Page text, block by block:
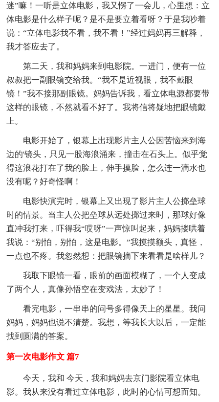
迷”嘛！一听是立体电影，我又愣了一会儿，心里想：立
体电影是什么样子呢？是不是要立着看呀？于是我吵着
说：“立体电影我不看，我不看！”经过妈妈再三解释，
我才答应去了。
第二天，我和妈妈来到电影院。一进门，便有一位
叔叔把一副眼镜交给我。“我不是近视眼，我不戴眼
镜！”我不接那副眼镜。妈妈告诉我，看立体电源都要带
这样的眼镜，不然就看不好了。我将信将疑地把眼镜戴
上。
电影开始了，银幕上出现影片主人公因苦恼来到海
边的'镜头，只见一股海浪涌来，撞击在石头上。似乎觉
得这浪花打在了我的脸上，伸手摸脸，怎么连一滴水也
没有呢？好奇怪啊！
电影快演完时，银幕上又出现了影片主人公掷垒球
时的情景。当主人公把垒球从远处掷过来时，那球好像
直冲我打来，吓得我“哎呀”一声惊叫起来，妈妈搂哄着
我说：“别怕，别怕，这是电影。”我摸摸额头，真怪，
一点也不疼。我忽然想：把眼镜摘下来看看是啥样儿？
我取下眼镜一看，眼前的画面模糊了，一个人变成
了两个人，真像孙悟空在变戏法，太妙了！
看完电影，一串串的问号多得像天上的星星。我问
妈妈，妈妈也说不清楚。我想，等我长大以后，一定能
找到圆满的答案。
第一次电影作文 篇7
今天，我和 今天，我和妈妈去京门影院看立体电
影。我从来没有看过立体电影，此时的心情可想而知。